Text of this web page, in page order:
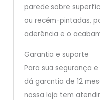
parede sobre
ou recém-pintadas,
aderência e o
Garantia e suporte
Para sua segurança
dá garantia de 12
nossa loja tem